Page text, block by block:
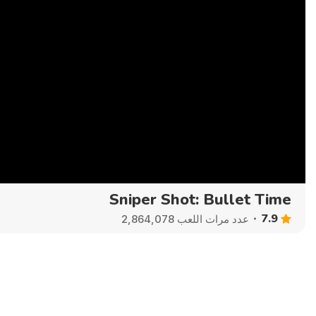
Sniper Shot: Bullet Time
7.9 عدد مرات اللعب 2,864,078